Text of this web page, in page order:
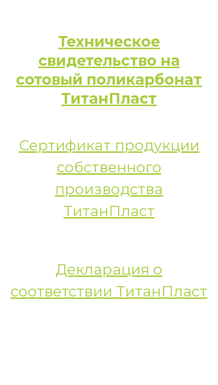
Техническое
свидетельство на
сотовый поликарбонат
ТитанПласт
Сертификат продукции
собственного
производства
ТитанПласт
Декларация о
соответствии ТитанПласт